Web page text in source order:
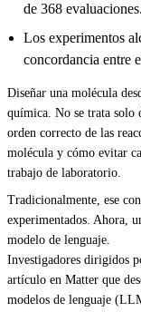
de 368 evaluaciones.
Los experimentos
concordancia entre
Diseñar una molécula
química. No se trata solo
orden correcto de las
molécula y cómo evitar
trabajo de laboratorio.
Tradicionalmente, ese
experimentados. Ahora,
modelo de lenguaje.
Investigadores dirigidos
artículo en Matter que
modelos de lenguaje